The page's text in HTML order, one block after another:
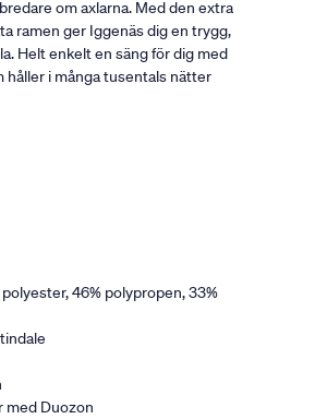
om axlarna. Med den extra
ramen ger Iggenäs dig en trygg,
Helt enkelt en säng för dig med
håller i många tusentals nätter
46% polypropen, 33%
med Duozon